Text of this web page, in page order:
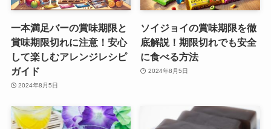
一本満足バーの賞味期限と
賞味期限切れに注意！安心
して楽しむアレンジレシピ
ガイド
2024年8月5日
ソイジョイの賞味期限を徹
底解説！期限切れでも安全
に食べる方法
2024年8月5日